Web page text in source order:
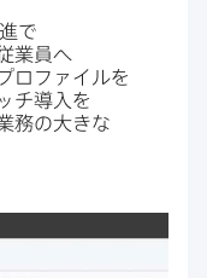
で​
業員へ​
ロファイルを​
チ導入を​
務の​大きな​